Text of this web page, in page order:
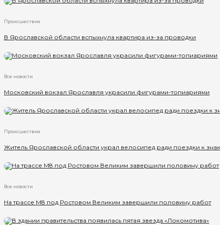
Происшествия
В Ярославской области вспыхнула квартира из-за проводки
Все новости
Московский вокзал Ярославля украсили фигурами-топиариями
Происшествия
Житель Ярославской области украл велосипед ради поездки к
Все новости
На трассе М8 под Ростовом Великим завершили половину работ